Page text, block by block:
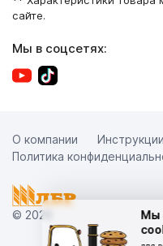
Мы
сайте.
Мы в соцсетях:
© 2026
О компании Инструкции
Политика